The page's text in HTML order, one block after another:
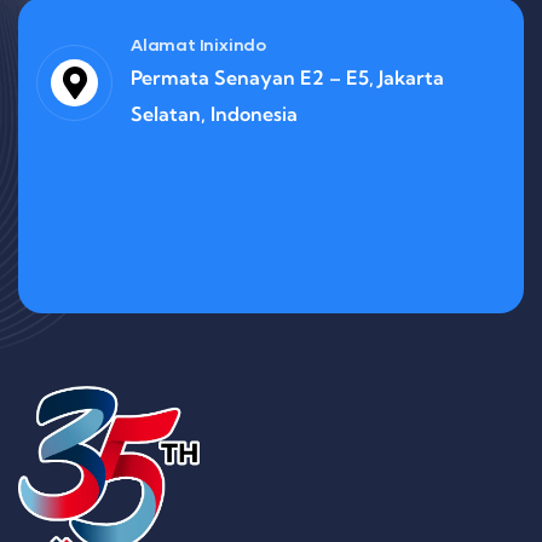
Alamat Inixindo
Permata Senayan E2 – E5, Jakarta
Selatan, Indonesia